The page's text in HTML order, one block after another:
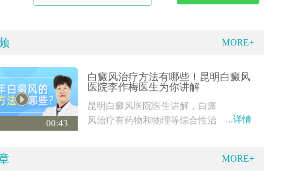
MORE+
00:43
白癜风治疗方法有哪些！昆明白癜风
医院李作梅医生为你讲解
昆明白癜风医院医生讲解，白癜
风治疗有药物和物理等综合性治
...详情
MORE+